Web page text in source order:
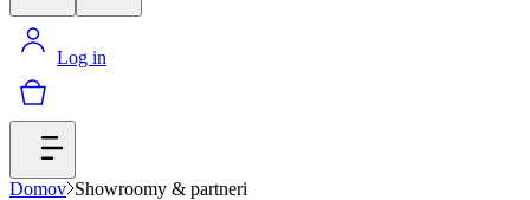
Log in
Domov Showroomy & partneri